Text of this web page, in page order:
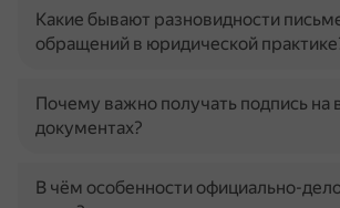
Какие бывают разновидности
обращений в юридической
Почему важно получать подпись на
документах?
В чём особенности официально-